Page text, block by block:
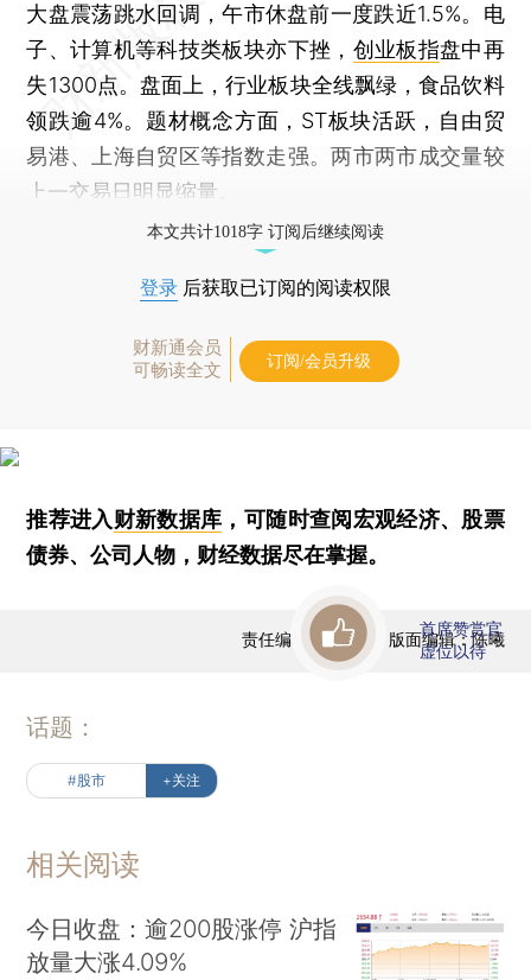
大盘震荡跳水回调，午市休盘前一度跌近1.5%。电
子、计算机等科技类板块亦下挫， 创业板指盘中再
失1300点。盘面上，行业板块全线飘绿，食品饮料
领跌逾4%。题材概念方面，ST板块活跃，自由贸
易港、上海自贸区等指数走强。两市两市成交量较
上一交易日明显缩量。
本文共计1018字 订阅后继续阅读
登录 后获取已订阅的阅读权限
财新通会员
可畅读全文
订阅/会员升级
推荐进入财新数据库 ，可随时查阅宏观经济、股票
债券、公司人物，财经数据尽在掌握。
责任编辑：曹文姣 | 版面编辑：陈曦
首席赞赏官
虚位以待
话题：
#股市 +关注
相关阅读
今日收盘：逾200股涨停 沪指
放量大涨4.09%